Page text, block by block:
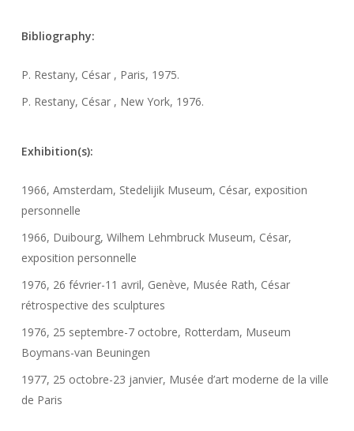
Bibliography:
P. Restany, César , Paris, 1975.
P. Restany, César , New York, 1976.
Exhibition(s):
1966, Amsterdam, Stedelijik Museum, César, exposition
personnelle
1966, Duibourg, Wilhem Lehmbruck Museum, César,
exposition personnelle
1976, 26 février-11 avril, Genève, Musée Rath, César
rétrospective des sculptures
1976, 25 septembre-7 octobre, Rotterdam, Museum
Boymans-van Beuningen
1977, 25 octobre-23 janvier, Musée d’art moderne de la ville
de Paris